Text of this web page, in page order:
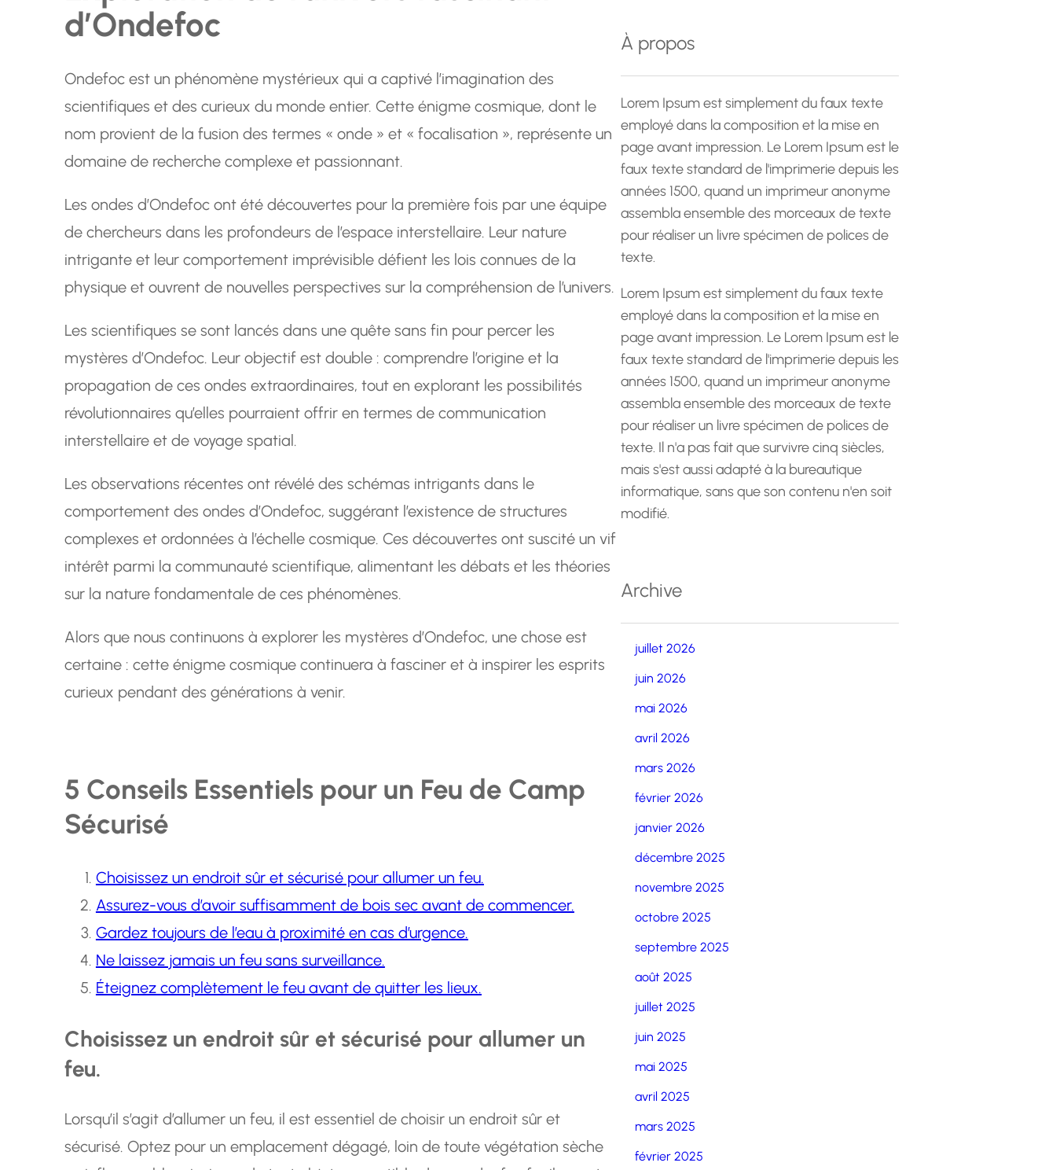
d’Ondefoc
Ondefoc est un phénomène mystérieux qui a captivé l’imagination des
scientifiques et des curieux du monde entier. Cette énigme cosmique, dont le
nom provient de la fusion des termes « onde » et « focalisation », représente un
domaine de recherche complexe et passionnant.
Les ondes d’Ondefoc ont été découvertes pour la première fois par une équipe
de chercheurs dans les profondeurs de l’espace interstellaire. Leur nature
intrigante et leur comportement imprévisible défient les lois connues de la
physique et ouvrent de nouvelles perspectives sur la compréhension de l’univers.
Les scientifiques se sont lancés dans une quête sans fin pour percer les
mystères d’Ondefoc. Leur objectif est double : comprendre l’origine et la
propagation de ces ondes extraordinaires, tout en explorant les possibilités
révolutionnaires qu’elles pourraient offrir en termes de communication
interstellaire et de voyage spatial.
Les observations récentes ont révélé des schémas intrigants dans le
comportement des ondes d’Ondefoc, suggérant l’existence de structures
complexes et ordonnées à l’échelle cosmique. Ces découvertes ont suscité un vif
intérêt parmi la communauté scientifique, alimentant les débats et les théories
sur la nature fondamentale de ces phénomènes.
Alors que nous continuons à explorer les mystères d’Ondefoc, une chose est
certaine : cette énigme cosmique continuera à fasciner et à inspirer les esprits
curieux pendant des générations à venir.
5 Conseils Essentiels pour un Feu de Camp
Sécurisé
Choisissez un endroit sûr et sécurisé pour allumer un feu.
Assurez-vous d’avoir suffisamment de bois sec avant de commencer.
Gardez toujours de l’eau à proximité en cas d’urgence.
Ne laissez jamais un feu sans surveillance.
Éteignez complètement le feu avant de quitter les lieux.
Choisissez un endroit sûr et sécurisé pour allumer un
feu.
Lorsqu’il s’agit d’allumer un feu, il est essentiel de choisir un endroit sûr et
sécurisé. Optez pour un emplacement dégagé, loin de toute végétation sèche
r
c
h
e
À propos
Lorem Ipsum est simplement du faux texte
employé dans la composition et la mise en
page avant impression. Le Lorem Ipsum est le
faux texte standard de l'imprimerie depuis les
années 1500, quand un imprimeur anonyme
assembla ensemble des morceaux de texte
pour réaliser un livre spécimen de polices de
texte.
Lorem Ipsum est simplement du faux texte
employé dans la composition et la mise en
page avant impression. Le Lorem Ipsum est le
faux texte standard de l'imprimerie depuis les
années 1500, quand un imprimeur anonyme
assembla ensemble des morceaux de texte
pour réaliser un livre spécimen de polices de
texte. Il n'a pas fait que survivre cinq siècles,
mais s'est aussi adapté à la bureautique
informatique, sans que son contenu n'en soit
modifié.
Archive
juillet 2026
juin 2026
mai 2026
avril 2026
mars 2026
février 2026
janvier 2026
décembre 2025
novembre 2025
octobre 2025
septembre 2025
août 2025
juillet 2025
juin 2025
mai 2025
avril 2025
mars 2025
février 2025